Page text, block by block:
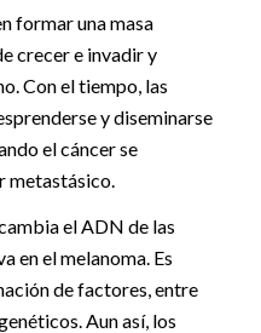
formar una masa
crecer e invadir y
Con el tiempo, las
y diseminarse
el cáncer se
metastásico.
el ADN de las
en el melanoma. Es
de factores, entre
Aun así, los